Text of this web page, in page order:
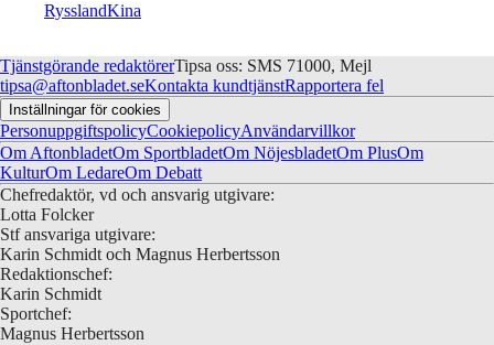
RysslandKina
Tjänstgörande redaktörerTipsa oss: SMS 71000, Mejl
tipsa@aftonbladet.seKontakta kundtjänstRapportera fel
Inställningar för cookies
PersonuppgiftspolicyCookiepolicyAnvändarvillkor
Om AftonbladetOm SportbladetOm NöjesbladetOm PlusOm
KulturOm LedareOm Debatt
Chefredaktör, vd och ansvarig utgivare:
Lotta Folcker
Stf ansvariga utgivare:
Karin Schmidt och Magnus Herbertsson
Redaktionschef:
Karin Schmidt
Sportchef:
Magnus Herbertsson